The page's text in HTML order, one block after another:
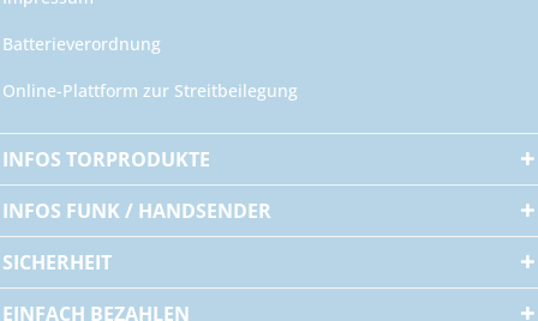
Batterieverordnung
Online-Plattform zur Streitbeilegung
INFOS TORPRODUKTE
INFOS FUNK / HANDSENDER
SICHERHEIT
EINFACH BEZAHLEN